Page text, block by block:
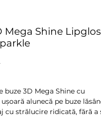
Mega Shine
buze 3D Mega Shine cu
alunecă pe buze
cu strălucire ridicată, fără a